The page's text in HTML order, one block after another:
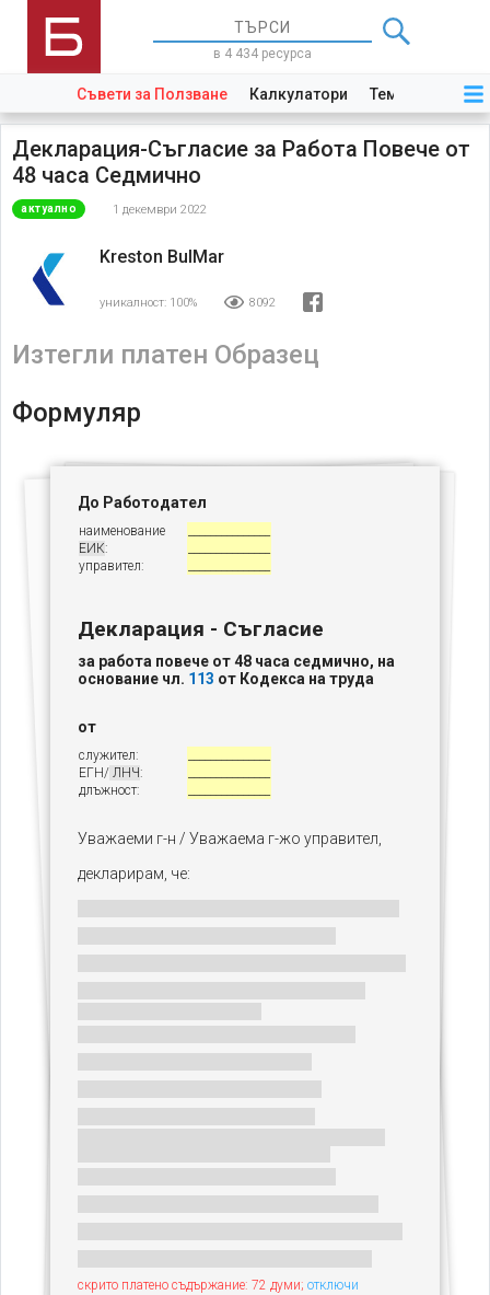
в 4 434 ресурса
Съвети за Ползване Калкулатори Теми Закони
Декларация-Съгласие за Работа Повече от
48 часа Седмично
актуално 1 декември 2022
Kreston BulMar
уникалност: 100% 8092
Изтегли платен Образец
Формуляр
До Работодател
наименование
ЕИК:
управител:
Декларация - Съгласие
за работа повече от 48 часа седмично, на
основание чл. 113 от Кодекса на труда
от
служител:
ЕГН/ ЛНЧ:
длъжност:
Уважаеми г-н / Уважаема г-жо управител,
декларирам, че:
скрито платено съдържание: 72 думи; отключи